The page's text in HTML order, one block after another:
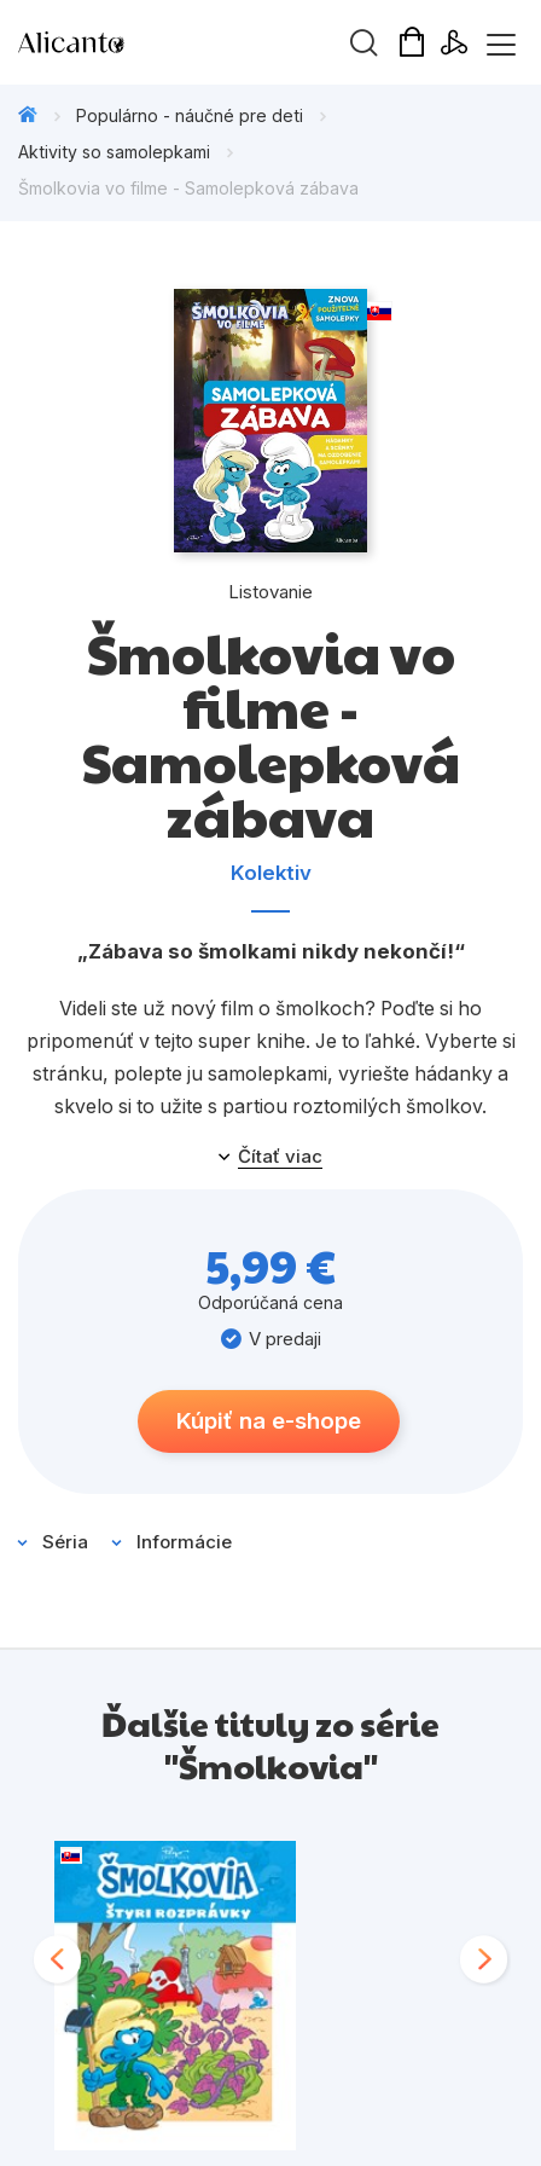
Beletria pre dospelých
Darčekové publikácie
Doplnkový sortiment
Kalendáre, diáre
Poézia
Populárno - náučné pre deti
Predškoláci
Výchova a pedagogika
Populárno - náučné pre deti
Aktivity so samolepkami
Šmolkovia vo filme - Samolepková zábava
Listovanie
Šmolkovia vo
filme -
Samolepková
zábava
Kolektiv
Zábava so šmolkami nikdy nekončí!
Videli ste už nový film o šmolkoch? Poďte si ho
pripomenúť v tejto super knihe. Je to ľahké. Vyberte si
stránku, polepte ju samolepkami, vyriešte hádanky a
skvelo si to užite s partiou roztomilých šmolkov.
šmolkami nikdy nekončí!
Čítať viac
5,99 €
Odporúčaná cena
V predaji
Kúpiť na e-shope
Séria Informácie
Ďalšie tituly zo série
"Šmolkovia"